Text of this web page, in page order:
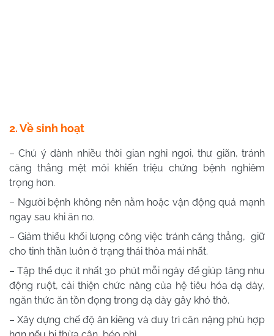
2. Về sinh hoạt
– Chú ý dành nhiều thời gian nghỉ ngơi, thư giãn, tránh
căng thẳng mệt mỏi khiến triệu chứng bệnh nghiêm
trọng hơn.
– Người bệnh không nên nằm hoặc vận động quá mạnh
ngay sau khi ăn no.
– Giảm thiểu khối lượng công việc tránh căng thẳng, giữ
cho tinh thần luôn ở trạng thái thỏa mái nhất.
– Tập thể dục ít nhất 30 phút mỗi ngày để giúp tăng nhu
động ruột, cải thiện chức năng của hệ tiêu hóa dạ dày,
ngăn thức ăn tồn đọng trong dạ dày gây khó thở.
– Xây dựng chế độ ăn kiêng và duy trì cân nặng phù hợp